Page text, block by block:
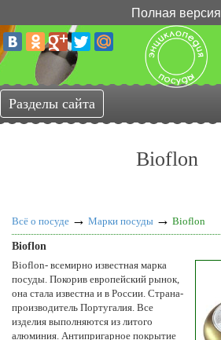
Полная версия
Bioflon
Всё о посуде → Марки посуды → Bioflon
Bioflon
Bioflon- всемирно известная марка
посуды. Покорив европейский рынок,
она стала известна и в России. Страна-
производитель Португалия. Все
изделия выполняются из литого
алюминия. Антипригарное покрытие